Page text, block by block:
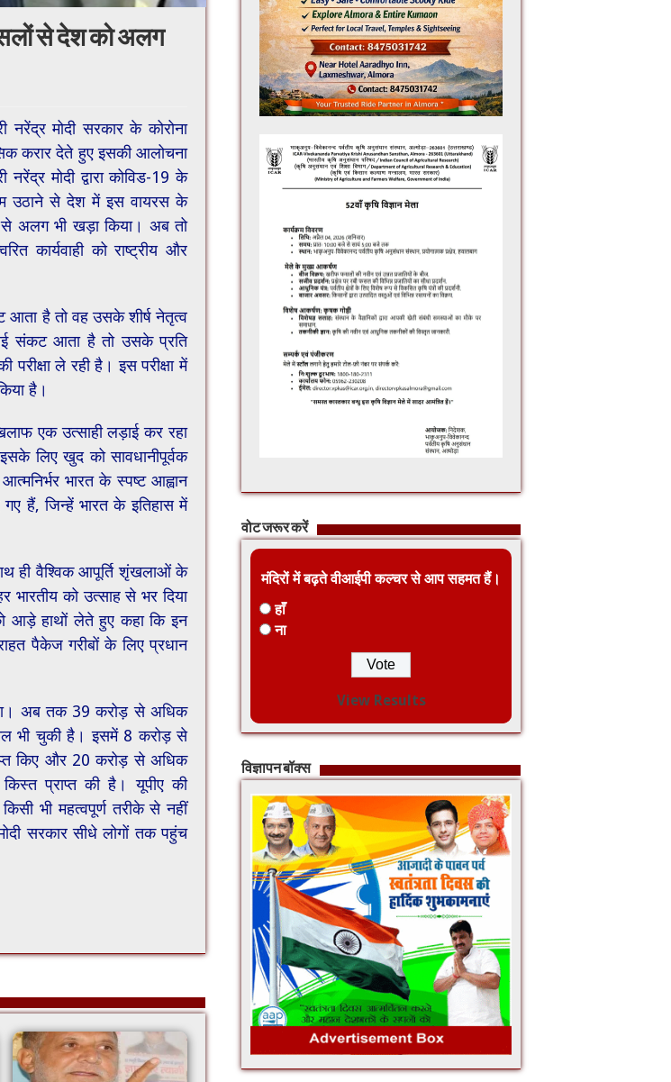
से देश को अलग
मोदी सरकार के कोरोना
करार देते हुए इसकी आलोचना
मोदी द्वारा कोविड-19 के
उठाने से देश में इस वायरस के
से अलग भी खड़ा किया। अब तो
कार्यवाही को राष्ट्रीय और
है तो वह उसके शीर्ष नेतृत्व
संकट आता है तो उसके प्रति
परीक्षा ले रही है। इस परीक्षा में
है।
एक उत्साही लड़ाई कर रहा
लिए खुद को सावधानीपूर्वक
भारत के स्पष्ट आह्वान
हैं, जिन्हें भारत के इतिहास में
ही वैश्विक आपूर्ति शृंखलाओं के
को उत्साह से भर दिया
आड़े हाथों लेते हुए कहा कि इन
पैकेज गरीबों के लिए प्रधान
अब तक 39 करोड़ से अधिक
भी चुकी है। इसमें 8 करोड़ से
किए और 20 करोड़ से अधिक
प्राप्त की है। यूपीए की
भी महत्वपूर्ण तरीके से नहीं
सरकार सीधे लोगों तक पहुंच
वोट जरूर करें
मंदिरों में बढ़ते वीआईपी कल्चर से आप सहमत हैं।
हाँ
ना
View Results
विज्ञापन बॉक्स